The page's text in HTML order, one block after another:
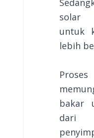
solar
untuk
lebih
bakar